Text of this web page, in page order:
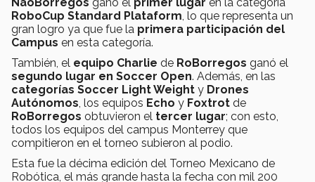
RoboCup Standard Plataform, lo que representa un
gran logro ya que fue la primera participación del
Campus en esta categoría.
También, el equipo Charlie de RoBorregos ganó el
segundo lugar en Soccer Open. Además, en las
categorías Soccer Light Weight y Drones
Autónomos, los equipos Echo y Foxtrot de
RoBorregos obtuvieron el tercer lugar; con esto,
todos los equipos del campus Monterrey que
compitieron en el torneo subieron al podio.
Esta fue la décima edición del Torneo Mexicano de
Robótica, el más grande hasta la fecha con mil 200